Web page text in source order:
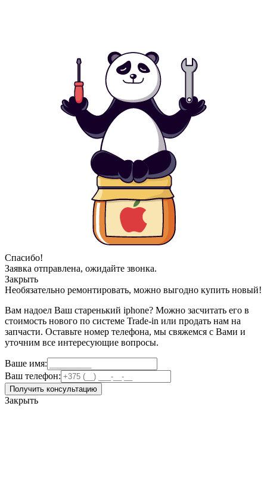
Спасибо!
Заявка отправлена, ожидайте звонка.
Закрыть
Необязательно ремонтировать, можно выгодно купить новый!
Вам надоел Ваш старенький iphone? Можно засчитать его в
стоимость нового по системе Trade-in или продать нам на
запчасти. Оставьте номер телефона, мы свяжемся с Вами и
уточним все интересующие вопросы.
Ваше имя:
Ваш телефон:
Получить консультацию
Закрыть